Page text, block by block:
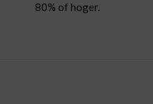
80% of hoger.